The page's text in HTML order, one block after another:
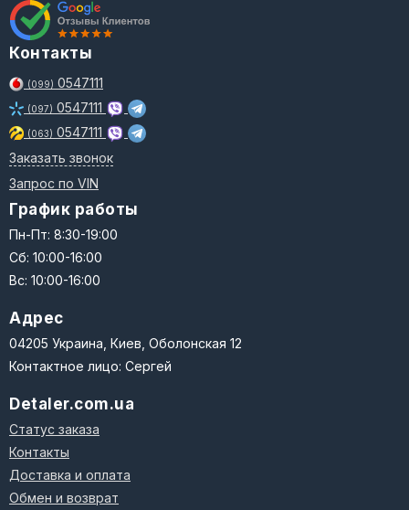
Контакты
(099) 0547111
(097) 0547111
(063) 0547111
Заказать звонок
Запрос по VIN
График работы
Пн-Пт: 8:30-19:00
Сб: 10:00-16:00
Вс: 10:00-16:00
Адрес
04205 Украина, Киев, Оболонская 12
Контактное лицо: Сергей
Detaler.com.ua
Статус заказа
Контакты
Доставка и оплата
Обмен и возврат